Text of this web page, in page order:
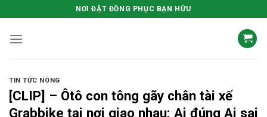
to
content
NƠI ĐẶT ĐỒNG PHỤC BẠN HỮU
TIN TỨC NÓNG
[CLIP] – Ôtô con tông gãy chân tài xế
Grabbike tại nơi giao nhau: Ai đúng Ai sai